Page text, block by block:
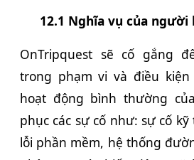
12.1 Nghĩa vụ của người
OnTripquest sẽ cố gắng
trong phạm vi và điều
hoạt động bình thường
phục các sự cố như: sự cố
lỗi phần mềm, hệ thống